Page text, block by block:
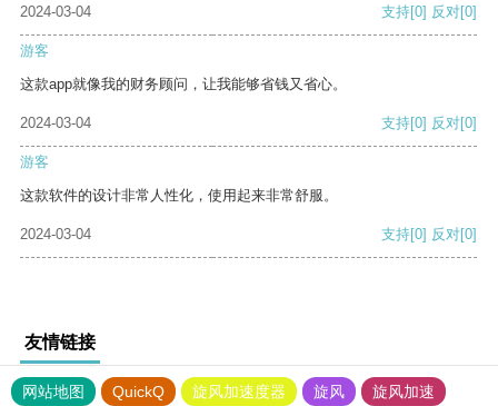
2024-03-04 支持[0] 反对[0]
游客
这款app就像我的财务顾问，让我能够省钱又省心。
2024-03-04 支持[0] 反对[0]
游客
这款软件的设计非常人性化，使用起来非常舒服。
2024-03-04 支持[0] 反对[0]
友情链接
网站地图 QuickQ 旋风加速度器 旋风
旋风加速